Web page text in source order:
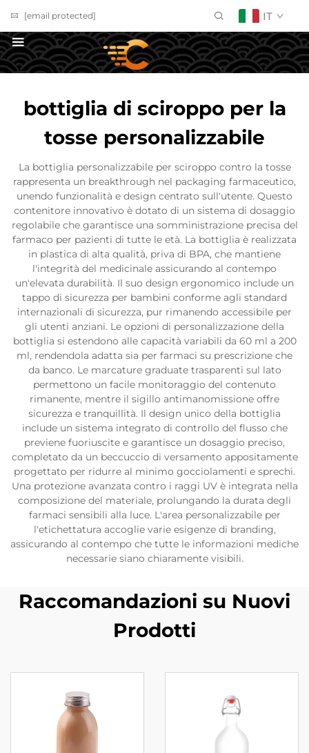
[email protected] IT
bottiglia di sciroppo per la
tosse personalizzabile
La bottiglia personalizzabile per sciroppo contro la tosse
rappresenta un breakthrough nel packaging farmaceutico,
unendo funzionalità e design centrato sull'utente. Questo
contenitore innovativo è dotato di un sistema di dosaggio
regolabile che garantisce una somministrazione precisa del
farmaco per pazienti di tutte le età. La bottiglia è realizzata
in plastica di alta qualità, priva di BPA, che mantiene
l'integrità del medicinale assicurando al contempo
un'elevata durabilità. Il suo design ergonomico include un
tappo di sicurezza per bambini conforme agli standard
internazionali di sicurezza, pur rimanendo accessibile per
gli utenti anziani. Le opzioni di personalizzazione della
bottiglia si estendono alle capacità variabili da 60 ml a 200
ml, rendendola adatta sia per farmaci su prescrizione che
da banco. Le marcature graduate trasparenti sul lato
permettono un facile monitoraggio del contenuto
rimanente, mentre il sigillo antimanomissione offre
sicurezza e tranquillità. Il design unico della bottiglia
include un sistema integrato di controllo del flusso che
previene fuoriuscite e garantisce un dosaggio preciso,
completato da un beccuccio di versamento appositamente
progettato per ridurre al minimo gocciolamenti e sprechi.
Una protezione avanzata contro i raggi UV è integrata nella
composizione del materiale, prolungando la durata degli
farmaci sensibili alla luce. L'area personalizzabile per
l'etichettatura accoglie varie esigenze di branding,
assicurando al contempo che tutte le informazioni mediche
necessarie siano chiaramente visibili.
Raccomandazioni su Nuovi
Prodotti